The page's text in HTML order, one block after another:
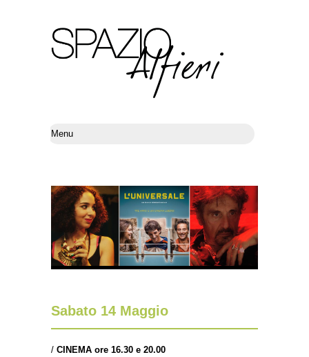
Sabato 14 Maggio
/ CINEMA ore 16.30 e 20.00